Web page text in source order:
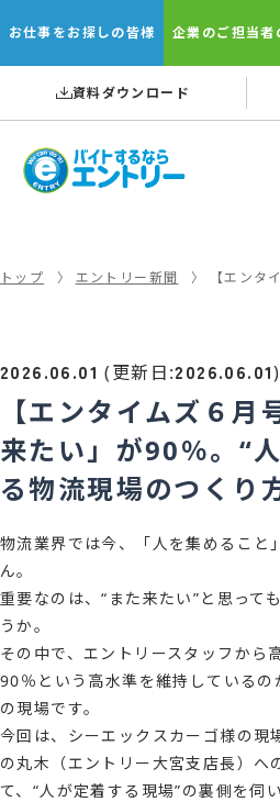
お仕事をお探しの皆様 企業のご担当者
資料ダウンロード
トップ エントリー新聞 【エン
2026.06.01 (更新日:2026.06.01)
【エンタイムズ６
来たい」が90％。“
る物流現場のつくり
物流業界では今、「人を集めること
ん。
重要なのは、“また来たい”と思って
うか。
その中で、エントリースタッフから
90％という高水準を維持している
の現場です。
今回は、シーエックスカーゴ様の現
の丸木（エントリー大宮支店長）へ
て、“人が定着する現場”の裏側を伺